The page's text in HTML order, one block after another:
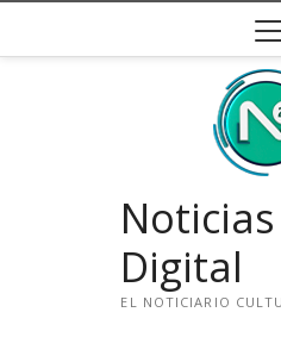
contenido
Digital
EL NOTICIARIO